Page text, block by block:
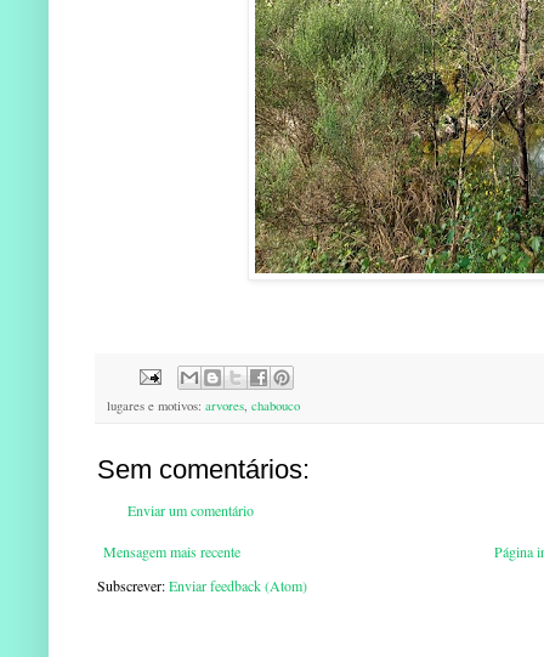
lugares e motivos: arvores, chabouco
Sem comentários:
Enviar um comentário
Mensagem mais recente
Página
Subscrever:Enviar feedback (Atom)